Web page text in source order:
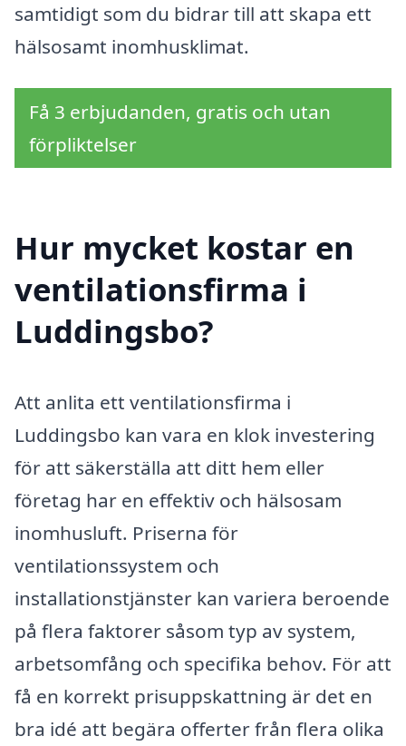
samtidigt som du bidrar till att skapa ett
hälsosamt inomhusklimat.
Få 3 erbjudanden, gratis och utan
förpliktelser
Hur mycket kostar en
ventilationsfirma i
Luddingsbo?
Att anlita ett ventilationsfirma i
Luddingsbo kan vara en klok investering
för att säkerställa att ditt hem eller
företag har en effektiv och hälsosam
inomhusluft. Priserna för
ventilationssystem och
installationstjänster kan variera beroende
på flera faktorer såsom typ av system,
arbetsomfång och specifika behov. För att
få en korrekt prisuppskattning är det en
bra idé att begära offerter från flera olika